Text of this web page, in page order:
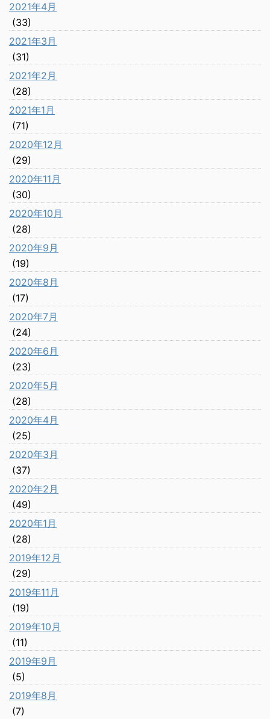
2021年4月
(33)
2021年3月
(31)
2021年2月
(28)
2021年1月
(71)
2020年12月
(29)
2020年11月
(30)
2020年10月
(28)
2020年9月
(19)
2020年8月
(17)
2020年7月
(24)
2020年6月
(23)
2020年5月
(28)
2020年4月
(25)
2020年3月
(37)
2020年2月
(49)
2020年1月
(28)
2019年12月
(29)
2019年11月
(19)
2019年10月
(11)
2019年9月
(5)
2019年8月
(7)